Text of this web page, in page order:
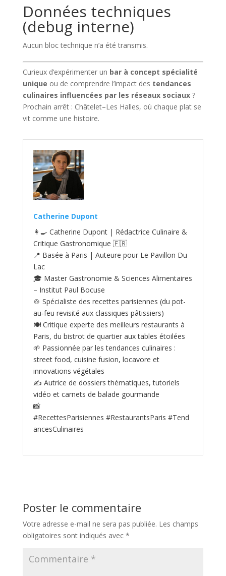
Données techniques
(debug interne)
Aucun bloc technique n’a été transmis.
Curieux d’expérimenter un bar à concept spécialité
unique ou de comprendre l’impact des tendances
culinaires influencées par les réseaux sociaux?
Prochain arrêt : Châtelet–Les Halles, où chaque plat se
vit comme une histoire.
Catherine Dupont
👩‍🍳 Catherine Dupont | Rédactrice Culinaire &
Critique Gastronomique 🇫🇷
📍 Basée à Paris | Auteure pour Le Pavillon Du
Lac
🎓 Master Gastronomie & Sciences Alimentaires
– Institut Paul Bocuse
🍲 Spécialiste des recettes parisiennes (du pot-
au‑feu revisité aux classiques pâtissiers)
🍽️ Critique experte des meilleurs restaurants à
Paris, du bistrot de quartier aux tables étoilées
🌱 Passionnée par les tendances culinaires :
street food, cuisine fusion, locavore et
innovations végétales
✍️ Autrice de dossiers thématiques, tutoriels
vidéo et carnets de balade gourmande
📸
#RecettesParisiennes #RestaurantsParis #Tend
ancesCulinaires
Poster le commentaire
Votre adresse e-mail ne sera pas publiée. Les champs
obligatoires sont indiqués avec *